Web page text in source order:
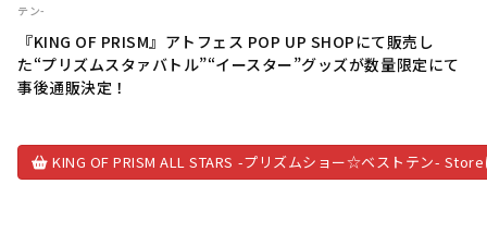
テン-
『KING OF PRISM』アトフェス POP UP SHOPにて販売し
た“プリズムスタァバトル”“イースター”グッズが数量限定にて
事後通販決定！
KING OF PRISM ALL STARS -プリズムショー☆ベストテン-